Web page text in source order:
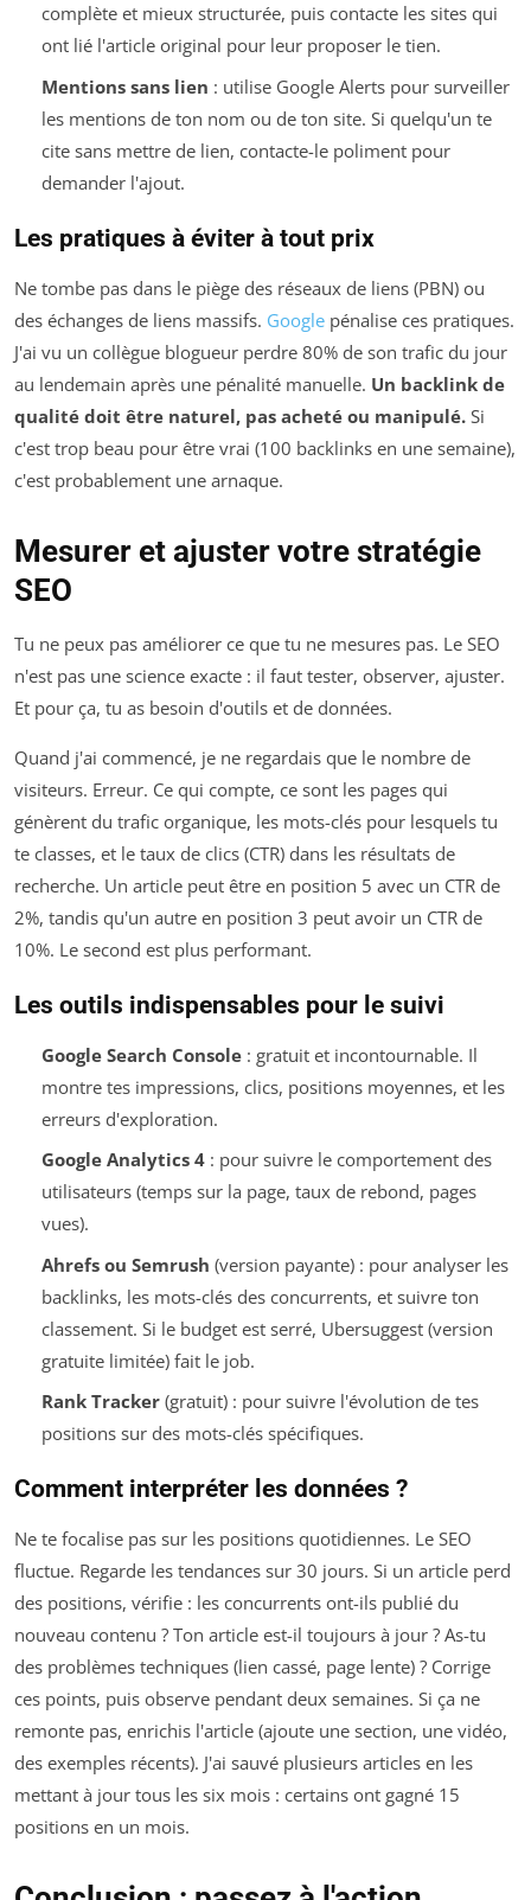
complète et mieux structurée, puis contacte les sites qui
ont lié l'article original pour leur proposer le tien.
Mentions sans lien : utilise Google Alerts pour surveiller
les mentions de ton nom ou de ton site. Si quelqu'un te
cite sans mettre de lien, contacte-le poliment pour
demander l'ajout.
Les pratiques à éviter à tout prix
Ne tombe pas dans le piège des réseaux de liens (PBN) ou
des échanges de liens massifs. Google pénalise ces pratiques.
J'ai vu un collègue blogueur perdre 80% de son trafic du jour
au lendemain après une pénalité manuelle. Un backlink de
qualité doit être naturel, pas acheté ou manipulé. Si
c'est trop beau pour être vrai (100 backlinks en une semaine),
c'est probablement une arnaque.
Mesurer et ajuster votre stratégie
SEO
Tu ne peux pas améliorer ce que tu ne mesures pas. Le SEO
n'est pas une science exacte : il faut tester, observer, ajuster.
Et pour ça, tu as besoin d'outils et de données.
Quand j'ai commencé, je ne regardais que le nombre de
visiteurs. Erreur. Ce qui compte, ce sont les pages qui
génèrent du trafic organique, les mots-clés pour lesquels tu
te classes, et le taux de clics (CTR) dans les résultats de
recherche. Un article peut être en position 5 avec un CTR de
2%, tandis qu'un autre en position 3 peut avoir un CTR de
10%. Le second est plus performant.
Les outils indispensables pour le suivi
Google Search Console: gratuit et incontournable. Il
montre tes impressions, clics, positions moyennes, et les
erreurs d'exploration.
Google Analytics 4: pour suivre le comportement des
utilisateurs (temps sur la page, taux de rebond, pages
vues).
Ahrefs ou Semrush (version payante) : pour analyser les
backlinks, les mots-clés des concurrents, et suivre ton
classement. Si le budget est serré, Ubersuggest (version
gratuite limitée) fait le job.
Rank Tracker(gratuit) : pour suivre l'évolution de tes
positions sur des mots-clés spécifiques.
Comment interpréter les données ?
Ne te focalise pas sur les positions quotidiennes. Le SEO
fluctue. Regarde les tendances sur 30 jours. Si un article perd
des positions, vérifie : les concurrents ont-ils publié du
nouveau contenu ? Ton article est-il toujours à jour ? As-tu
des problèmes techniques (lien cassé, page lente) ? Corrige
ces points, puis observe pendant deux semaines. Si ça ne
remonte pas, enrichis l'article (ajoute une section, une vidéo,
des exemples récents). J'ai sauvé plusieurs articles en les
mettant à jour tous les six mois : certains ont gagné 15
positions en un mois.